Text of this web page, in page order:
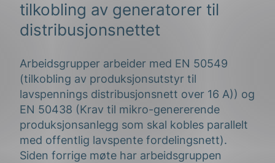
tilkobling av generatorer til
distribusjonsnettet
Arbeidsgrupper arbeider med EN 50549
(tilkobling av produksjonsutstyr til
lavspennings distribusjonsnett over 16 A)) og
EN 50438 (Krav til mikro-genererende
produksjonsanlegg som skal kobles parallelt
med offentlig lavspente fordelingsnett).
Siden forrige møte har arbeidsgruppen